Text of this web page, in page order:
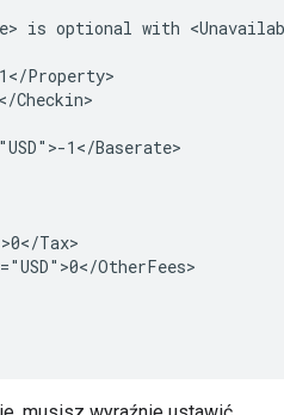
is optional with